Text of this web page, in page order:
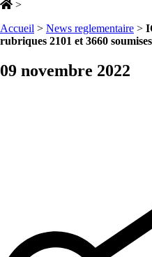
>
Accueil > News reglementaire >
rubriques 2101 et 3660
09 novembre 2022